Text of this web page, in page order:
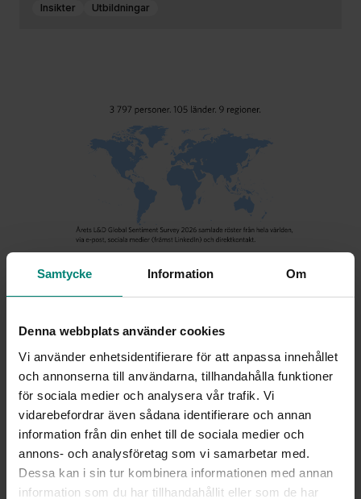
Samtycke Information Om
Denna webbplats använder cookies
Vi använder enhetsidentifierare för att anpassa innehållet
och annonserna till användarna, tillhandahålla funktioner
för sociala medier och analysera vår trafik. Vi
vidarebefordrar även sådana identifierare och annan
information från din enhet till de sociala medier och
annons- och analysföretag som vi samarbetar med.
Dessa kan i sin tur kombinera informationen med annan
information som du har tillhandahållit eller som de har
Insikter Utbildningar
AI har nått sin topp
Nu börjar framtidens kompetensutveckling.
Generativ AI Insikter